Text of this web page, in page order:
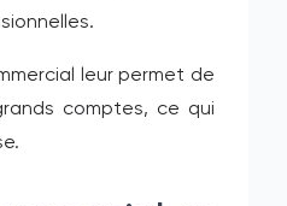
leur permet de
comptes, ce qui